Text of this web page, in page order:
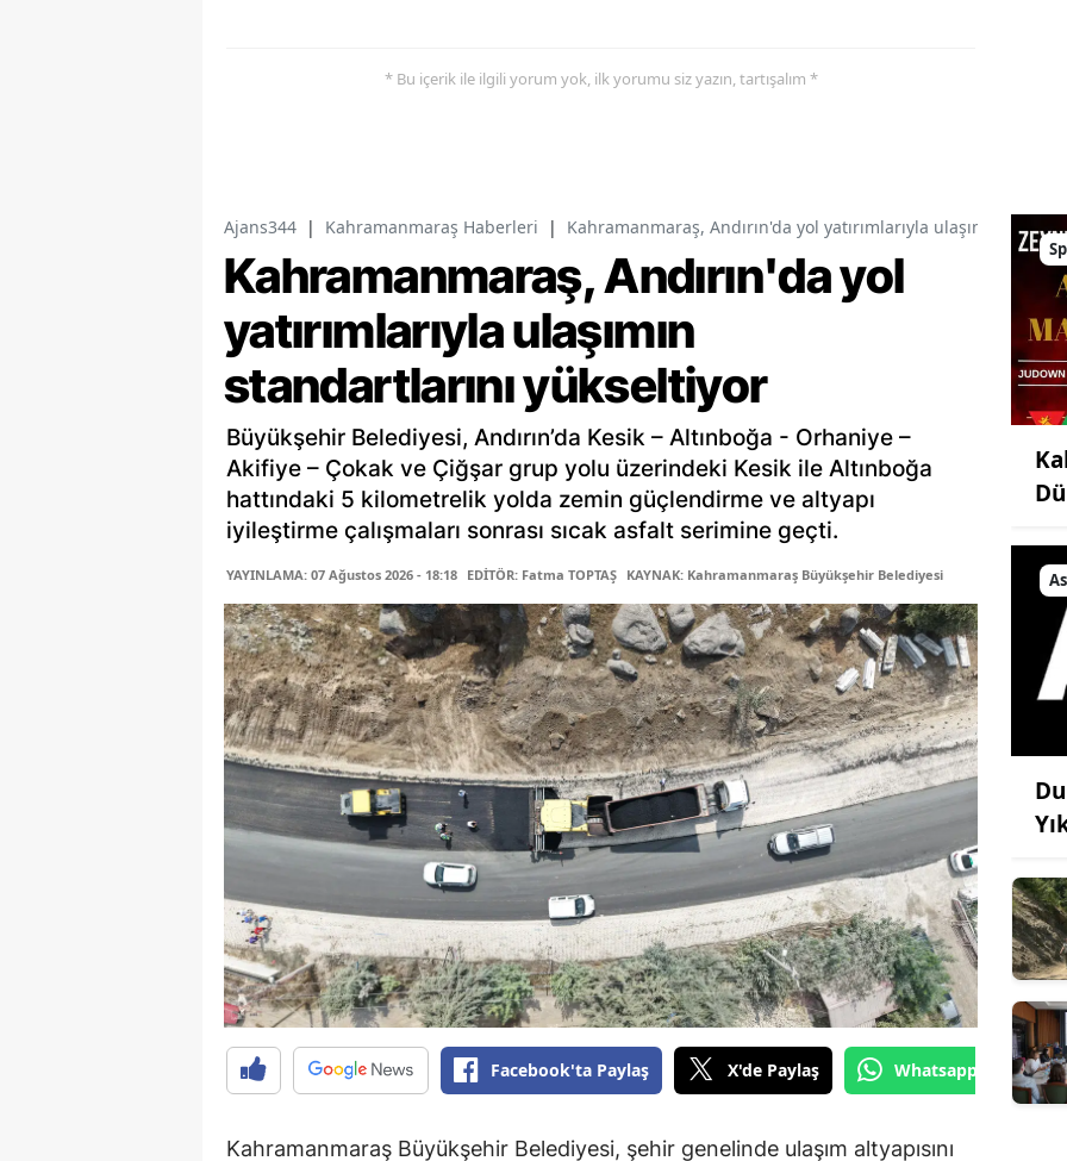
* Bu içerik ile ilgili yorum yok, ilk yorumu siz yazın, tartışalım *
Ajans344 | Kahramanmaraş Haberleri | Kahramanmaraş, Andırın'da yol yatırımlarıyla ulaşımın
Kahramanmaraş, Andırın'da yol
yatırımlarıyla ulaşımın
standartlarını yükseltiyor
Büyükşehir Belediyesi, Andırın’da Kesik – Altınboğa - Orhaniye –
Akifiye – Çokak ve Çiğşar grup yolu üzerindeki Kesik ile Altınboğa
hattındaki 5 kilometrelik yolda zemin güçlendirme ve altyapı
iyileştirme çalışmaları sonrası sıcak asfalt serimine geçti.
YAYINLAMA: 07 Ağustos 2026 - 18:18 EDİTÖR: Fatma TOPTAŞ KAYNAK: Kahramanmaraş Büyükşehir Belediyesi
Facebook'ta Paylaş X'de Paylaş Whatsapp'tan
Kahramanmaraş Büyükşehir Belediyesi, şehir genelinde ulaşım altyapısını